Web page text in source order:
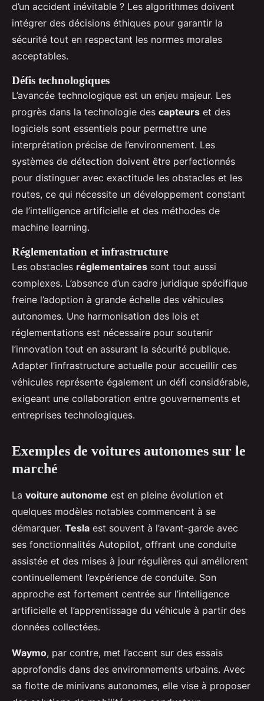
d’un accident inévitable ? Les algorithmes doivent
intégrer des décisions éthiques pour garantir la
sécurité tout en respectant les normes morales
acceptables.
Défis technologiques
L’avancée technologique est un enjeu majeur. Les
progrès dans la technologie des capteurs et des
logiciels sont essentiels pour permettre une
interprétation précise de l’environnement. Les
systèmes de détection doivent être perfectionnés
pour distinguer avec exactitude les obstacles et les
routes, ce qui nécessite un développement constant
de l’intelligence artificielle et des méthodes de
machine learning.
Réglementation et infrastructure
Les obstacles réglementaires sont tout aussi
complexes. L’absence d’un cadre juridique spécifique
freine l’adoption à grande échelle des véhicules
autonomes. Une harmonisation des lois et
réglementations est nécessaire pour soutenir
l’innovation tout en assurant la sécurité publique.
Adapter l’infrastructure actuelle pour accueillir ces
véhicules représente également un défi considérable,
exigeant une collaboration entre gouvernements et
entreprises technologiques.
Exemples de voitures autonomes sur le
marché
La voiture autonome est en pleine évolution et
quelques modèles notables commencent à se
démarquer. Tesla est souvent à l’avant-garde avec
ses fonctionnalités Autopilot, offrant une conduite
assistée et des mises à jour régulières qui améliorent
continuellement l’expérience de conduite. Son
approche est fortement centrée sur l’intelligence
artificielle et l’apprentissage du véhicule à partir des
données collectées.
Waymo, par contre, met l’accent sur des essais
approfondis dans des environnements urbains. Avec
sa flotte de minivans autonomes, elle vise à proposer